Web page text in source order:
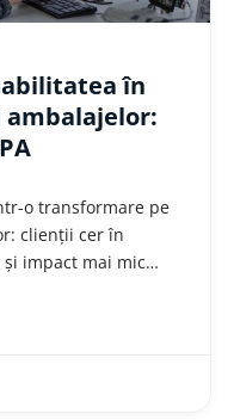
în
o transformare pe
clienții cer în
impact mai mic